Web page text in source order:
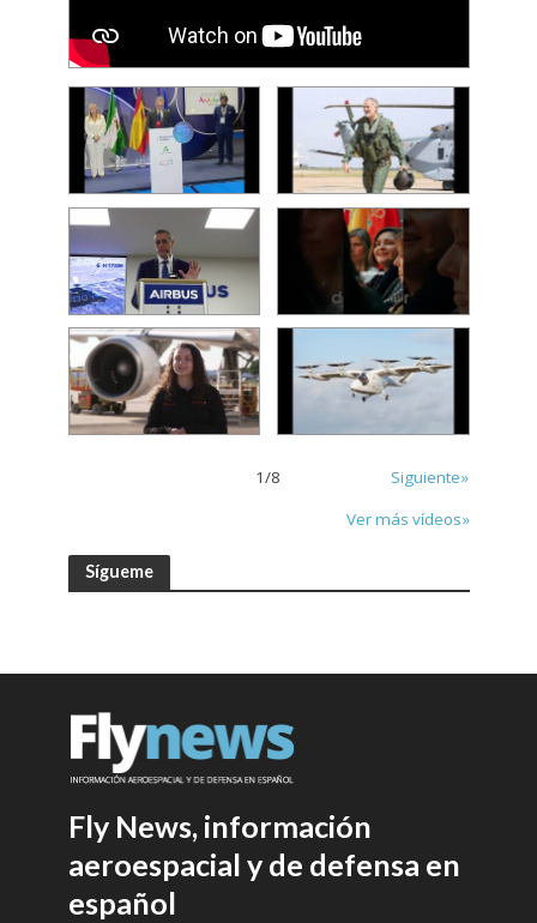
1/8
Siguiente»
Ver más vídeos»
Sígueme
Fly News, información
aeroespacial y de defensa en
español